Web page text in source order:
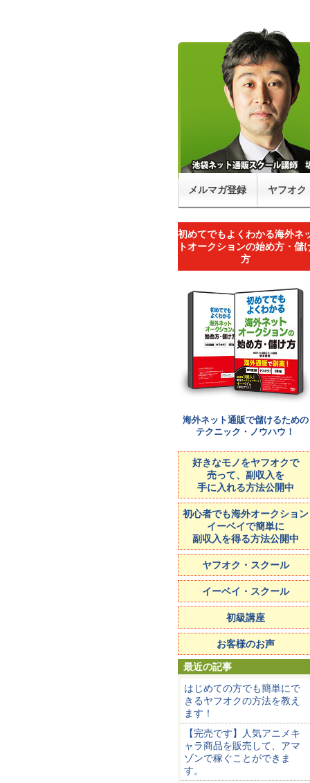
メルマガ登録 ヤフオク
初めてでもよくわかる海外ネ
トオークションの始め方・儲
方
海外ネット通販で儲けるための
テクニック・ノウハウ！
好きなモノをヤフオクで
売って、副収入を
手に入れる方法公開中
初心者でも海外オークション
イーベイで簡単に
副収入を得る方法公開中
ヤフオク・スクール
イーベイ・スクール
初級講座
お客様のお声
最近の記事
はじめての方でも簡単にで
きるヤフオクの方法を教え
ます！
【完売です】人気アニメキ
ャラ商品を販売して、アマ
ゾンで稼ぐことができま
す。